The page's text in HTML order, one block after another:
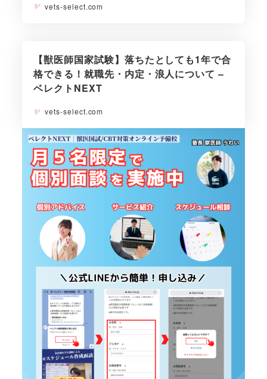
vets-select.com
【獣医師国家試験】落ちたとしても1年で合
格できる！就職先・内定・浪人について –
ベレクトNEXT
vets-select.com